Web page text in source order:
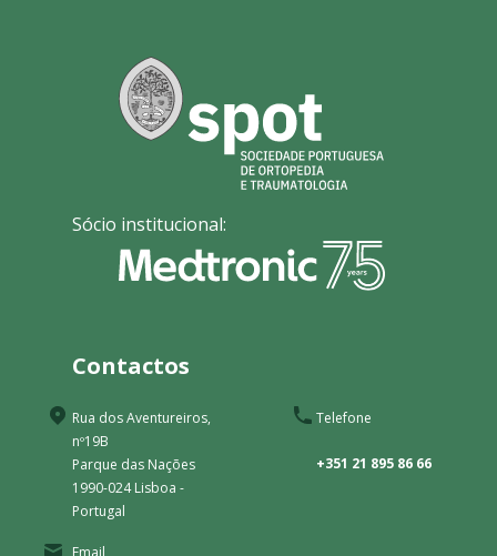
Sócio institucional:
Contactos
Rua dos Aventureiros,
nº19B
Parque das Nações
1990-024 Lisboa -
Portugal
Telefone
+351 21 895 86 66